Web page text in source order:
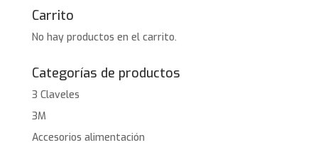
Carrito
No hay productos en el carrito.
Categorías de productos
3 Claveles
3M
Accesorios alimentación